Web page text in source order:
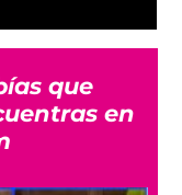
que
en